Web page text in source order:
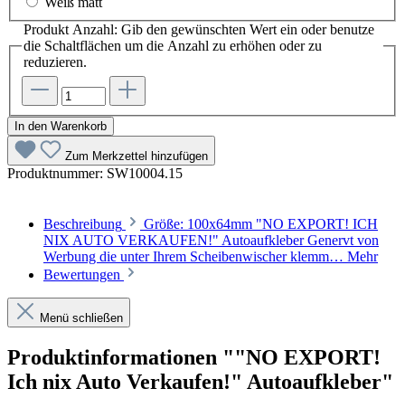
Produkt Anzahl: Gib den gewünschten Wert ein oder benutze
die Schaltflächen um die Anzahl zu erhöhen oder zu
reduzieren.
In den Warenkorb
Zum Merkzettel hinzufügen
Produktnummer: SW10004.15
Beschreibung
Größe: 100x64mm "NO EXPORT! ICH
NIX AUTO VERKAUFEN!" Autoaufkleber Genervt von
Werbung die unter Ihrem Scheibenwischer klemm… Mehr
Bewertungen
Menü schließen
Produktinformationen ""NO EXPORT!
Ich nix Auto Verkaufen!" Autoaufkleber"